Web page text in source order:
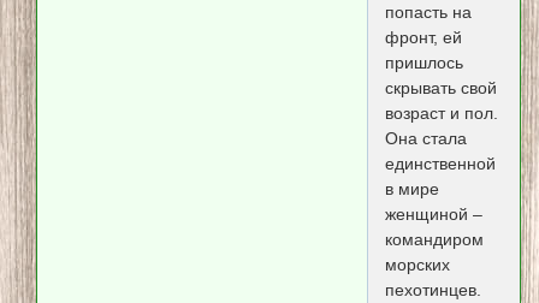
попасть на
фронт, ей
пришлось
скрывать свой
возраст и пол.
Она стала
единственной
в мире
женщиной –
командиром
морских
пехотинцев.